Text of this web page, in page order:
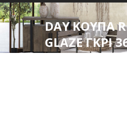
DAY ΚΟΥΠΑ
GLAZE ΓΚΡΙ